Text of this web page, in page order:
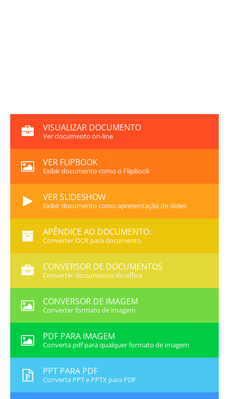
VISUALIZAR DOCUMENTO
Ver documento on-line
VER FLIPBOOK
Exibir documento como o FlipBook
VER SLIDESHOW
Exibir documento como apresentação de slides
APÊNDICE AO DOCUMENTO:
Converter OCR para documento
CONVERSOR DE DOCUMENTOS
Converter documentos do office
CONVERSOR DE IMAGEM
Converter formato de imagem
PDF PARA IMAGEM
Converta pdf para qualquer formato de imagem
PPT PARA PDF
Converta PPT e PPTX para PDF